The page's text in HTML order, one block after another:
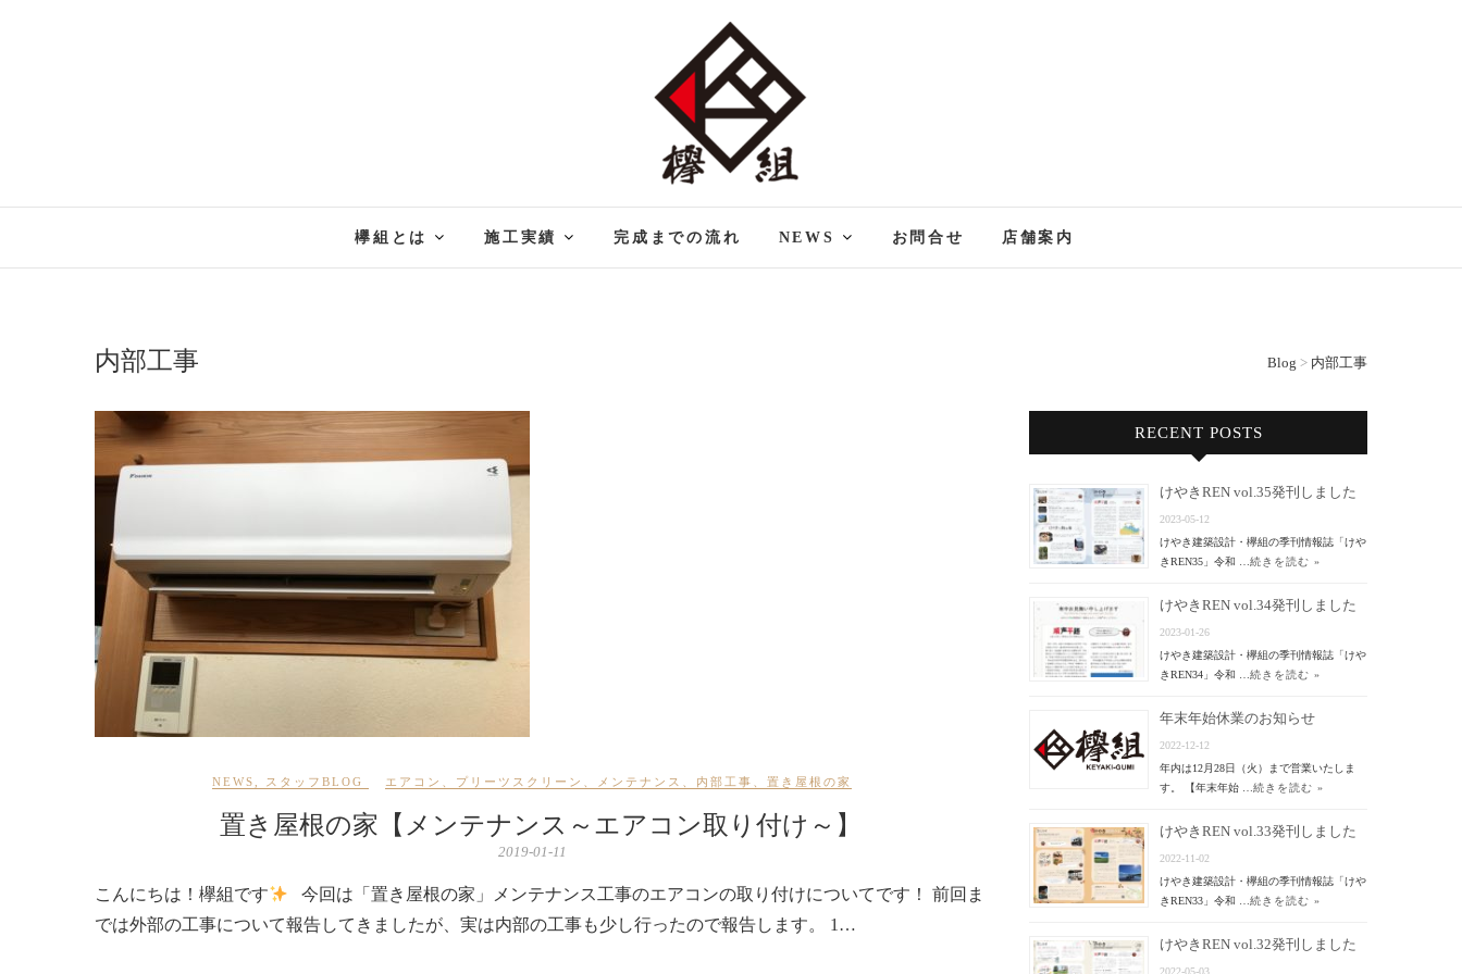
欅組｜けやきぐみ
欅組とは 施工実績 完成までの流れ NEWS お問合せ 店舗案内
内部工事 Blog > 内部工事
NEWS スタッフBLOG エアコン プリーツスクリーン メンテナンス 内部工事 置き屋根の家
置き屋根の家【メンテナンス～エアコン取り付け～】
2019-01-11
こんにちは！欅組です
今回は「置き屋根の家」メンテナンス工事のエアコンの取り付けについてです！ 前回ま
では外部の工事について報告してきましたが、実は内部の工事も少し行ったので報告します。 1…
RECENT POSTS
けやきREN vol.35発刊しました
2023-05-12
けやき建築設計・欅組の季刊情報誌「けや
きREN35」令和 … 続きを読む »
けやきREN vol.34発刊しました
2023-01-26
けやき建築設計・欅組の季刊情報誌「けや
きREN34」令和 … 続きを読む »
年末年始休業のお知らせ
2022-12-12
年内は12月28日（火）まで営業いたしま
す。 【年末年始 … 続きを読む »
けやきREN vol.33発刊しました
2022-11-02
けやき建築設計・欅組の季刊情報誌「けや
きREN33」令和 … 続きを読む »
けやきREN vol.32発刊しました
2022-05-03